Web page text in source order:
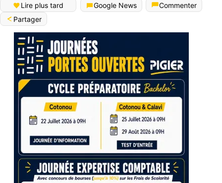
Lire plus tard Google News
Commenter
Partager